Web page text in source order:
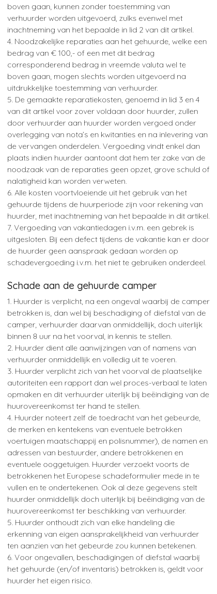
boven gaan, kunnen zonder toestemming van
verhuurder worden uitgevoerd, zulks evenwel met
inachtneming van het bepaalde in lid 2 van dit artikel.
4. Noodzakelijke reparaties aan het gehuurde, welke een
bedrag van € 100,- of een met dit bedrag
corresponderend bedrag in vreemde valuta wel te
boven gaan, mogen slechts worden uitgevoerd na
uitdrukkelijke toestemming van verhuurder.
5. De gemaakte reparatiekosten, genoemd in lid 3 en 4
van dit artikel voor zover voldaan door huurder, zullen
door verhuurder aan huurder worden vergoed onder
overlegging van nota’s en kwitanties en na inlevering van
de vervangen onderdelen. Vergoeding vindt enkel dan
plaats indien huurder aantoont dat hem ter zake van de
noodzaak van de reparaties geen opzet, grove schuld of
nalatigheid kan worden verweten.
6. Alle kosten voortvloeiende uit het gebruik van het
gehuurde tijdens de huurperiode zijn voor rekening van
huurder, met inachtneming van het bepaalde in dit artikel.
7. Vergoeding van vakantiedagen i.v.m. een gebrek is
uitgesloten. Bij een defect tijdens de vakantie kan er door
de huurder geen aanspraak gedaan worden op
schadevergoeding i.v.m. het niet te gebruiken onderdeel.
Schade aan de gehuurde camper
1. Huurder is verplicht, na een ongeval waarbij de camper
betrokken is, dan wel bij beschadiging of diefstal van de
camper, verhuurder daarvan onmiddellijk, doch uiterlijk
binnen 8 uur na het voorval, in kennis te stellen.
2. Huurder dient alle aanwijzingen van of namens van
verhuurder onmiddellijk en volledig uit te voeren.
3. Huurder verplicht zich van het voorval de plaatselijke
autoriteiten een rapport dan wel proces-verbaal te laten
opmaken en dit verhuurder uiterlijk bij beëindiging van de
huurovereenkomst ter hand te stellen.
4. Huurder noteert zelf de toedracht van het gebeurde,
de merken en kentekens van eventuele betrokken
voertuigen maatschappij en polisnummer), de namen en
adressen van bestuurder, andere betrokkenen en
eventuele ooggetuigen. Huurder verzoekt voorts de
betrokkenen het Europese schadeformulier mede in te
vullen en te ondertekenen. Ook al deze gegevens stelt
huurder onmiddellijk doch uiterlijk bij beëindiging van de
huurovereenkomst ter beschikking van verhuurder.
5. Huurder onthoudt zich van elke handeling die
erkenning van eigen aansprakelijkheid van verhuurder
ten aanzien van het gebeurde zou kunnen betekenen.
6. Voor ongevallen, beschadigingen of diefstal waarbij
het gehuurde (en/of inventaris) betrokken is, geldt voor
huurder het eigen risico.